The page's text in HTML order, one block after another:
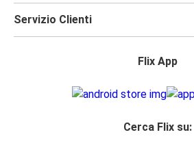
Servizio Clienti
Flix App
Cerca Flix su: